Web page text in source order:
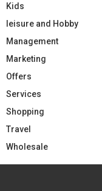
Kids
leisure and Hobby
Management
Marketing
Offers
Services
Shopping
Travel
Wholesale